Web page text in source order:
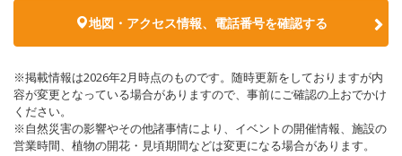
地図・アクセス情報、電話番号を確認する
※掲載情報は2026年2月時点のものです。随時更新をしておりますが内
容が変更となっている場合がありますので、事前にご確認の上おでかけ
ください。
※自然災害の影響やその他諸事情により、イベントの開催情報、施設の
営業時間、植物の開花・見頃期間などは変更になる場合があります。